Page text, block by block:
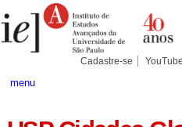
para
conteúdo.
Pessoais
Cadastre-se YouTube
menu